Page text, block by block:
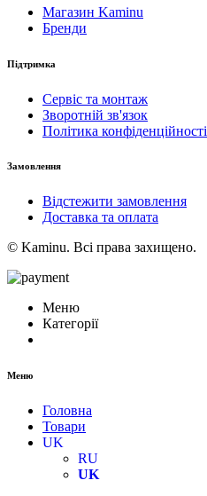
Магазин Kaminu
Бренди
Підтримка
Сервіс та монтаж
Зворотній зв'язок
Політика конфіденційності
Замовлення
Відстежити замовлення
Доставка та оплата
© Kaminu. Всі права захищено.
Меню
Категорії
Меню
Головна
Товари
UK
RU
UK